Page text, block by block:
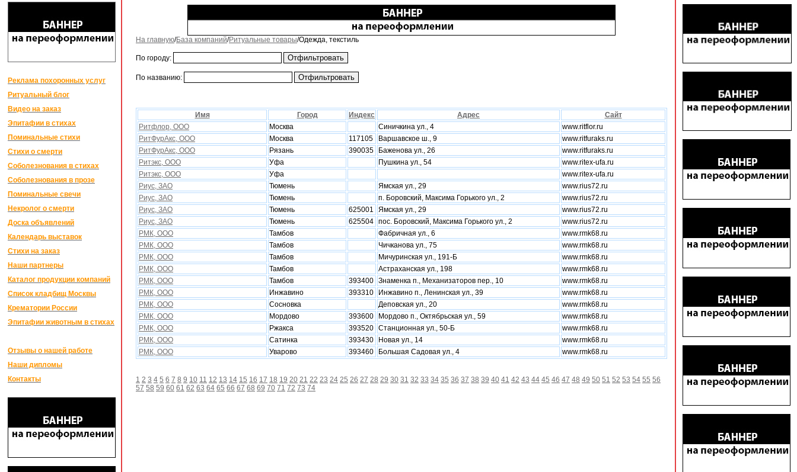
Реклама похоронных услуг
Ритуальный блог
Видео на заказ
Эпитафии в стихах
Поминальные стихи
Стихи о смерти
Соболезнования в стихах
Соболезнования в прозе
Поминальные свечи
Некролог о смерти
Доска объявлений
Календарь выставок
Стихи на заказ
Наши партнеры
Каталог продукции компаний
Список кладбищ Москвы
Крематории России
Эпитафии животным в стихах
Отзывы о нашей работе
Наши дипломы
Контакты
На главную/База компаний/Ритуальные товары/Одежда, текстиль
По городу:
По названию:
Имя Город Индекс Адрес
Сайт
Ритфлор, ООО
Москва Синичкина ул., 4
www.ritflor.ru
РитФурАкс, ООО
Москва 117105 Варшавское ш., 9
www.ritfuraks.ru
РитФурАкс, ООО
Рязань 390035 Баженова ул., 26
www.ritfuraks.ru
Ритэкс, ООО
Уфа Пушкина ул., 54
www.ritex-ufa.ru
Ритэкс, ООО
Уфа
www.ritex-ufa.ru
Риус, ЗАО
Тюмень Ямская ул., 29
www.rius72.ru
Риус, ЗАО
Тюмень п. Боровский, Максима Горького ул., 2
www.rius72.ru
Риус, ЗАО
Тюмень 625001 Ямская ул., 29
www.rius72.ru
Риус, ЗАО
Тюмень 625504 пос. Боровский, Максима Горького ул., 2
www.rius72.ru
РМК, ООО
Тамбов Фабричная ул., 6
www.rmk68.ru
РМК, ООО
Тамбов Чичканова ул., 75
www.rmk68.ru
РМК, ООО
Тамбов Мичуринская ул., 191-Б
www.rmk68.ru
РМК, ООО
Тамбов Астраханская ул., 198
www.rmk68.ru
РМК, ООО
Тамбов 393400 Знаменка п., Механизаторов пер., 10
www.rmk68.ru
РМК, ООО
Инжавино 393310 Инжавино п., Ленинская ул., 39
www.rmk68.ru
РМК, ООО
Сосновка Деповская ул., 20
www.rmk68.ru
РМК, ООО
Мордово 393600 Мордово п., Октябрьская ул., 59
www.rmk68.ru
РМК, ООО
Ржакса 393520 Станционная ул., 50-Б
www.rmk68.ru
РМК, ООО
Сатинка 393430 Новая ул., 14
www.rmk68.ru
РМК, ООО
Уварово 393460 Большая Садовая ул., 4 www.rmk68.ru
1 2 3 4 5 6 7 8 9 10 11 12 13 14 15 16 17 18 19 20 21 22 23 24 25 26 27 28 29 30 31 32 33 34 35 36 37 38 39 40 41 42 43 44 45 46 47 48 49 50 51 52 53 54 55 56
57 58 59 60 61 62 63 64 65 66 67 68 69 70 71 72 73 74